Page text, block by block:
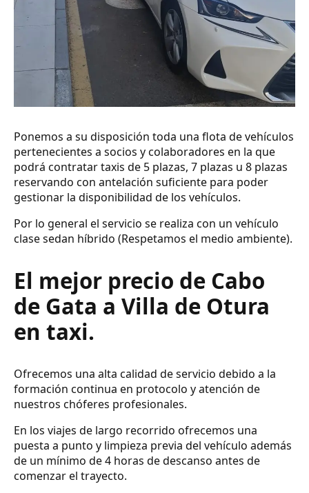
Ponemos a su disposición toda una flota de vehículos
pertenecientes a socios y colaboradores en la que
podrá contratar taxis de 5 plazas, 7 plazas u 8 plazas
reservando con antelación suficiente para poder
gestionar la disponibilidad de los vehículos.
Por lo general el servicio se realiza con un vehículo
clase sedan híbrido (Respetamos el medio ambiente).
El mejor precio de Cabo
de Gata a Villa de Otura
en taxi.
Ofrecemos una alta calidad de servicio debido a la
formación continua en protocolo y atención de
nuestros chóferes profesionales.
En los viajes de largo recorrido ofrecemos una
puesta a punto y limpieza previa del vehículo además
de un mínimo de 4 horas de descanso antes de
comenzar el trayecto.